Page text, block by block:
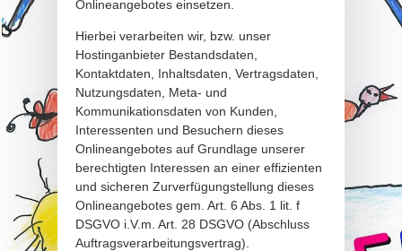
Onlineangebotes einsetzen.
Hierbei verarbeiten wir, bzw. unser
Hostinganbieter Bestandsdaten,
Kontaktdaten, Inhaltsdaten, Vertragsdaten,
Nutzungsdaten, Meta- und
Kommunikationsdaten von Kunden,
Interessenten und Besuchern dieses
Onlineangebotes auf Grundlage unserer
berechtigten Interessen an einer effizienten
und sicheren Zurverfügungstellung dieses
Onlineangebotes gem. Art. 6 Abs. 1 lit. f
DSGVO i.V.m. Art. 28 DSGVO (Abschluss
Auftragsverarbeitungsvertrag).